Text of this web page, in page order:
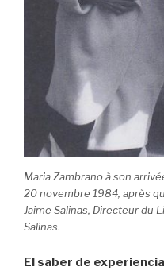
Maria Zambrano à son
20 novembre 1984, après
Jaime Salinas, Directeur du
Salinas.
El saber de